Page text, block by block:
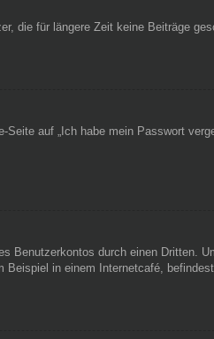
die für längere Zeit keine Beiträge
auf „Ich habe mein Passwort
Benutzerkontos durch einen Dritten.
Beispiel in einem Internetcafé,